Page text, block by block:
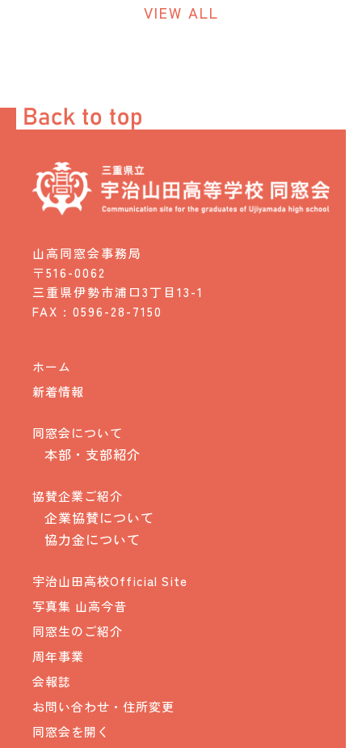
VIEW ALL
山高同窓会事務局
〒516-0062
三重県伊勢市浦口3丁目13-1
FAX : 0596-28-7150
ホーム
新着情報
同窓会について
本部・支部紹介
協賛企業ご紹介
企業協賛について
協力金について
宇治山田高校Official Site
写真集 山高今昔
同窓生のご紹介
周年事業
会報誌
お問い合わせ・住所変更
同窓会を開く